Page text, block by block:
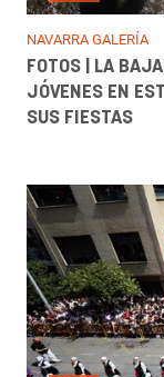
NAVARRA GALERÍA
FOTOS | LA
JÓVENES EN
SUS FIESTAS